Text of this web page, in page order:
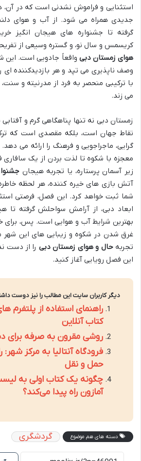
استثنایی و فراموش نشدنی است که در
جدیدی همراه می شود. از آب و هوای
گرفته تا جشنواره های هیجان انگیز
کریسمس و سال نو، و گستره وسیعی از
هوای زمستان دبی واقعاً جادویی است. این
وصف ناپذیری می تپد و هر بازدیدکننده ای
با ترکیبی منحصر به فرد از مدرنیته و
می زند.
زمستان دبی نه تنها پناهگاهی گرم و آفتابی
نقاط جهان است، بلکه مقصدی است که
گرایی، ماجراجویی و فرهنگ را ارائه می
معجزه با شکوه تا لذت بردن از یک سافاری
زیر آسمان پرستاره، یا تجربه هیجان
آتش بازی های خیره کننده، هر لحظه
شما ثبت خواهد کرد. این فصل، فرصتی
ابعاد دبی، از آرامش سواحلش گرفته تا
بهترین شرایط آب و هوایی است. پس، برای
غرق شدن در شکوه و زیبایی های این شهر
تجربهحال و هوای زمستان دبی را از دست
این فصل رویایی آغاز کنید.
دیگر کاربران سایت این مطالب را نیز دوست
راهنمای استفاده از پلتفرم
کتاب آنلاین
روشی مقرون به صرفه برای
فرودگاه آنتالیا به مرکز
حمل و نقل
چگونه یک کتاب اولی به
آمازون راه پیدا می‌کند؟
دسته های هم موضوع گردشگری